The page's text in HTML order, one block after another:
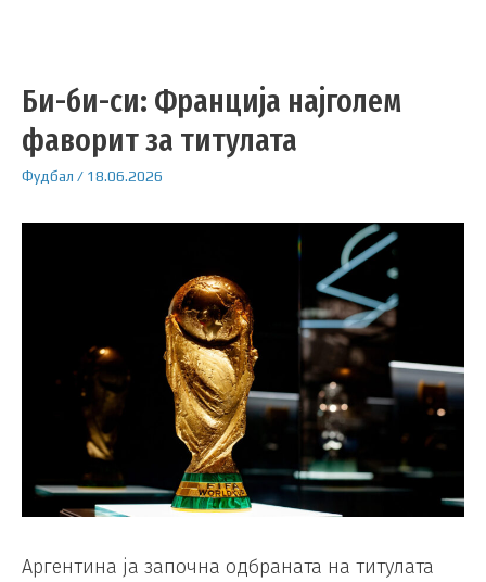
Би-би-си: Франција најголем
фаворит за титулата
Фудбал / 18.06.2026
Аргентина ја започна одбраната на титулата